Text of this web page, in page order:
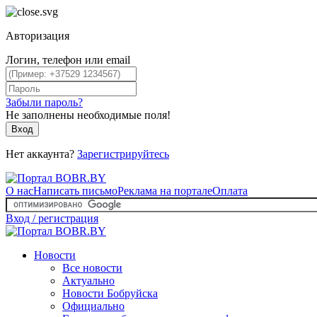
Авторизация
Логин, телефон или email
Забыли пароль?
Не заполнены необходимые поля!
Вход
Нет аккаунта? Зарегистрируйтесь
О насНаписать письмоРеклама на порталеОплата
Вход / регистрация
Новости
Все новости
Актуально
Новости Бобруйска
Официально